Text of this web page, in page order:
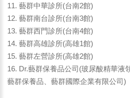
11. 藝群中華診所(台南2館)
12. 藝群南台診所(台南3館)
13. 藝群西門診所(台南4館)
14. 藝群高雄診所(高雄1館)
15. 藝群左營診所(高雄2館)
16. Dr.藝群保養品公司(玻尿酸精華液
藝群保養品、藝群國際企業有限公司)